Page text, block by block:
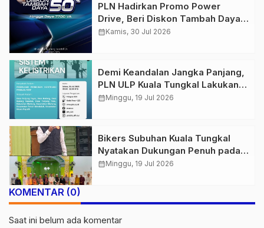
PLN Hadirkan Promo Power
Drive, Beri Diskon Tambah Daya
50% di Ajang GIIAS 2026
calendar_monthKamis, 30 Jul 2026
Demi Keandalan Jangka Panjang,
PLN ULP Kuala Tungkal Lakukan
Pemeliharaan Jaringan Berkala
calendar_monthMinggu, 19 Jul 2026
Bikers Subuhan Kuala Tungkal
Nyatakan Dukungan Penuh pada
Polres Tanjab Barat Berantas
calendar_monthMinggu, 19 Jul 2026
KOMENTAR (0)
Saat ini belum ada komentar